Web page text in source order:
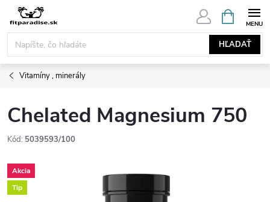
Prejsť
obsah
HĽADAŤ
KOŠÍK
Vitamíny , minerály
Chelated Magnesium 750
Kód: 5039593/100
Akcia
Tip